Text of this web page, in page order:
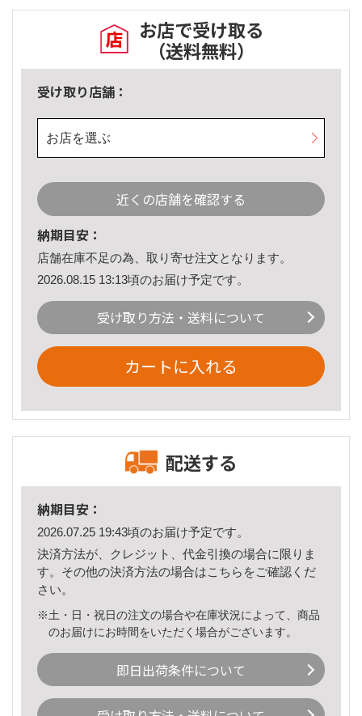
お店で受け取る
（送料無料）
受け取り店舗：
お店を選ぶ
近くの店舗を確認する
納期目安：
店舗在庫不足の為、取り寄せ注文となります。
2026.08.15 13:13頃のお届け予定です。
受け取り方法・送料について
カートに入れる
配送する
納期目安：
2026.07.25 19:43頃のお届け予定です。
決済方法が、クレジット、代金引換の場合に限りま
す。その他の決済方法の場合はこちら をご確認くだ
さい。
※土・日・祝日の注文の場合や在庫状況によって、商品
のお届けにお時間をいただく場合がございます。
即日出荷条件について